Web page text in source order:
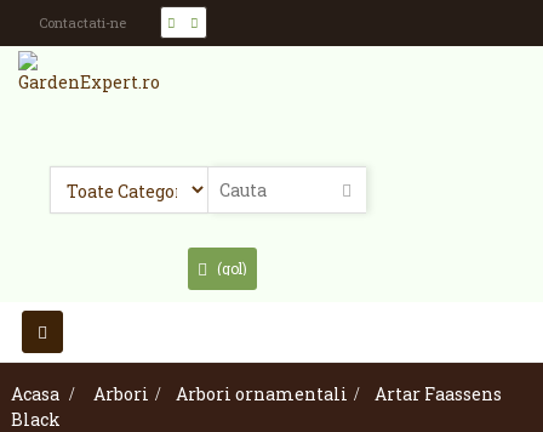
Contactati-ne
(gol)
Toggle
navigation
Acasa
> Arbori > Arbori ornamentali >
Artar Faassens
Black